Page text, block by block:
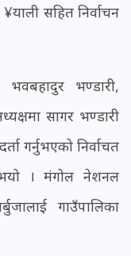
सहित निर्वाचन
भवबहादुर भण्डारी,
सागर भण्डारी
गर्नुभएको निर्वाचत
। मंगोल नेशनल
गाउँपालिका